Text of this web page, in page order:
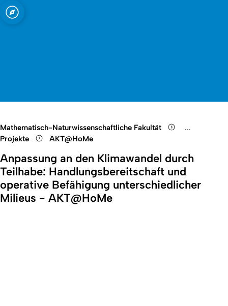
Open quicklink menu
Mathematisch-Naturwissenschaftliche Fakultät Show
...
Projekte
AKT@HoMe
Anpassung an den Klimawandel durch
Teilhabe: Handlungsbereitschaft und
operative Befähigung unterschiedlicher
Milieus - AKT@HoMe